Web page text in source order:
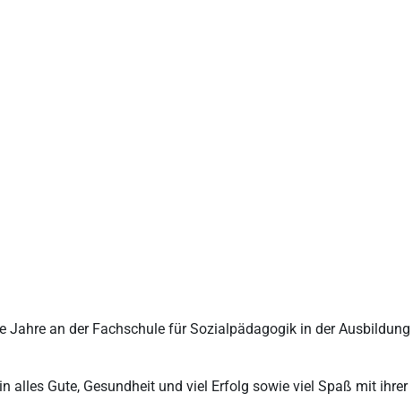
Jahre an der Fachschule für Sozialpädagogik in der Ausbildung
alles Gute, Gesundheit und viel Erfolg sowie viel Spaß mit ihrer